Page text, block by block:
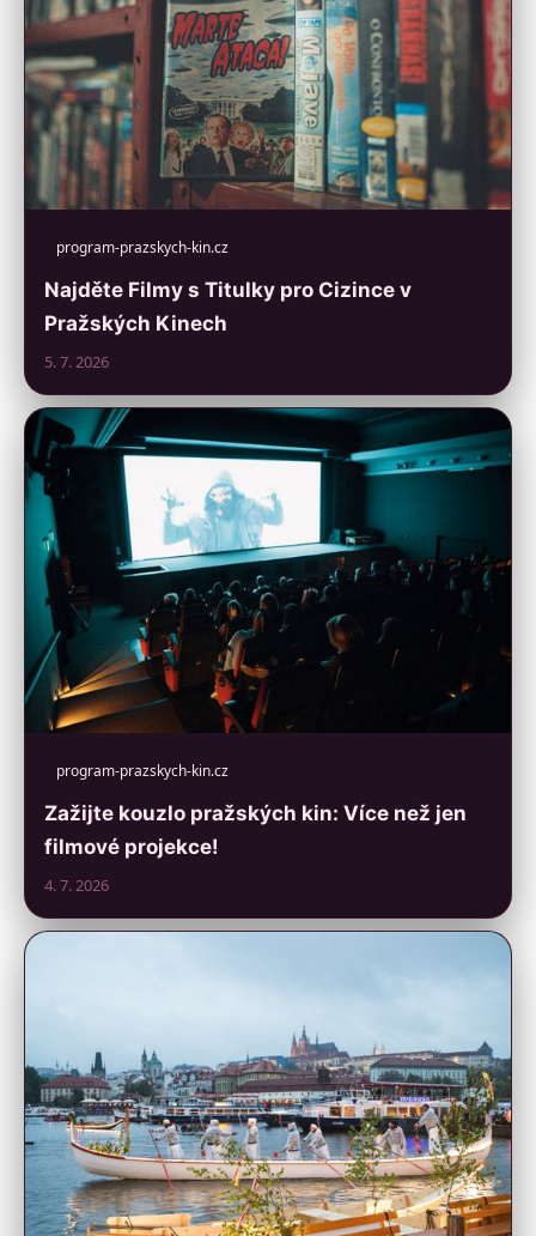
program-prazskych-kin.cz
Najděte Filmy s Titulky pro Cizince v
Pražských Kinech
5. 7. 2026
program-prazskych-kin.cz
Zažijte kouzlo pražských kin: Více než jen
filmové projekce!
4. 7. 2026